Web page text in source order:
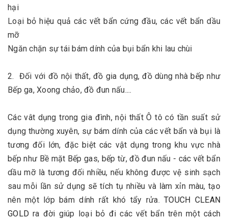
hại
Loại bỏ hiệu quả các vết bẩn cứng đầu, các vết bẩn dầu
mỡ
Ngăn chặn sự tái bám dính của bụi bẩn khi lau chùi
2. Đối với đồ nội thất, đồ gia dụng, đồ dùng nhà bếp như
Bếp ga, Xoong chảo, đồ đun nấu....
Các vât dụng trong gia đình, nội thất Ô tô có tần suất sử
dụng thường xuyên, sự bám dính của các vết bẩn và bụi là
tương đối lớn, đặc biệt các vật dụng trong khu vực nhà
bếp như Bề mặt Bếp gas, bếp từ, đồ đun nấu - các vết bẩn
dầu mỡ là tương đối nhiều, nếu không được vệ sinh sạch
sau mỗi lần sử dụng sẽ tích tụ nhiều và làm xỉn màu, tạo
nên một lớp bám dính rất khó tẩy rửa.TOUCH CLEAN
GOLDra đời giúp loại bỏ đi các vết bẩn trên một cách